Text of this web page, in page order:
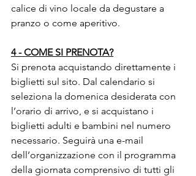
calice di vino locale da degustare a
pranzo o come aperitivo.
4 - COME SI PRENOTA?
Si prenota acquistando direttamente i
biglietti sul sito. Dal calendario si
seleziona la domenica desiderata con
l’orario di arrivo, e si acquistano i
biglietti adulti e bambini nel numero
necessario. Seguirà una e-mail
dell’organizzazione con il programma
della giornata comprensivo di tutti gli